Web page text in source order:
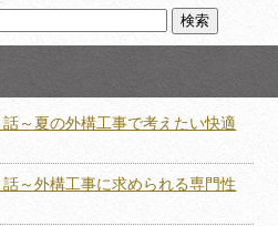
～夏の外構工事で考えたい快適
～外構工事に求められる専門性